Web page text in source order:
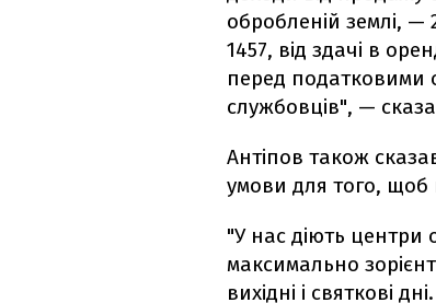
обробленій землі,
1457, від здачі в
перед податковими
службовців", —
Антіпов також
умови для того, щоб
"У нас діють центри
максимально
вихідні і святкові